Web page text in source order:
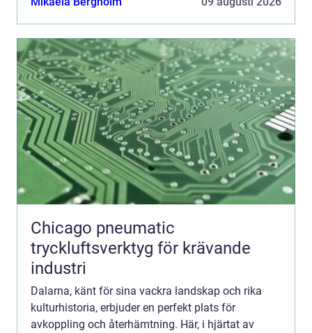
Chicago pneumatic
tryckluftsverktyg för krävande
industri
Dalarna, känt för sina vackra landskap och rika
kulturhistoria, erbjuder en perfekt plats för
avkoppling och återhämtning. Här, i hjärtat av